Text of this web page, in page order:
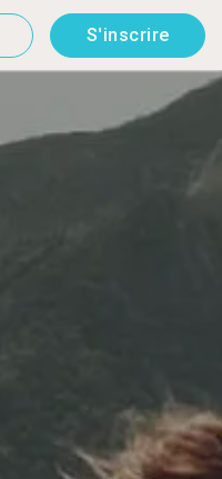
S'inscrire